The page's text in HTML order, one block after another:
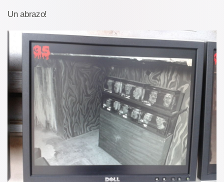
Un abrazo!